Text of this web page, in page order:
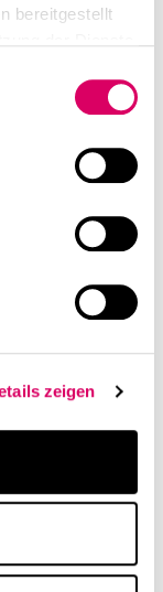
bereitgestellt
zeigen